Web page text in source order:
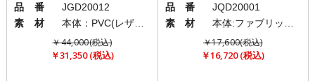
品 番
JGD20012
素 材
本体：PVC(レザー)/脚部：ラバーウッド/肘：タモ
￥44,000(税込)
￥31,350 (税込)
品 番
JQD20001
素 材
￥17,600(税込)
￥16,720 (税込)